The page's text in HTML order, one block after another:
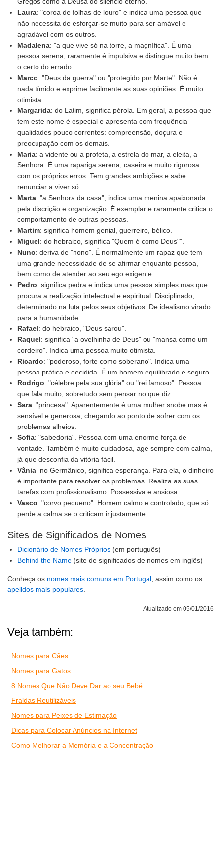
Laura: "coroa de folhas de louro" e indica uma pessoa que
não necessita de esforçar-se muito para ser amável e
agradável com os outros.
Madalena: "a que vive só na torre, a magnífica". É uma
pessoa serena, raramente é impulsiva e distingue muito bem
o certo do errado.
Marco: "Deus da guerra" ou "protegido por Marte". Não é
nada tímido e exprime facilmente as suas opiniões. É muito
otimista.
Margarida: do Latim, significa pérola. Em geral, a pessoa que
tem este nome é especial e apresenta com frequência
qualidades pouco correntes: compreensão, doçura e
preocupação com os demais.
Maria: a vidente ou a profeta, a estrela do mar, a eleita, a
Senhora. É uma rapariga serena, caseira e muito rigorosa
com os próprios erros. Tem grandes ambições e sabe
renunciar a viver só.
Marta: "a Senhora da casa", indica uma menina apaixonada
pela discrição e organização. É exemplar e raramente critica o
comportamento de outras pessoas.
Martim: significa homem genial, guerreiro, bélico.
Miguel: do hebraico, significa "Quem é como Deus"".
Nuno: deriva de "nono". É normalmente um rapaz que tem
uma grande necessidade de se afirmar enquanto pessoa,
bem como de atender ao seu ego exigente.
Pedro: significa pedra e indica uma pessoa simples mas que
procura a realização intelectual e espiritual. Disciplinado,
determinado na luta pelos seus objetivos. De idealismo virado
para a humanidade.
Rafael: do hebraico, "Deus sarou".
Raquel: significa "a ovelhinha de Deus" ou "mansa como um
cordeiro". Indica uma pessoa muito otimista.
Ricardo: "poderoso, forte como soberano". Indica uma
pessoa prática e decidida. É um homem equilibrado e seguro.
Rodrigo: "célebre pela sua glória" ou "rei famoso". Pessoa
que fala muito, sobretudo sem pensar no que diz.
Sara: "princesa". Aparentemente é uma mulher snobe mas é
sensível e generosa, chegando ao ponto de sofrer com os
problemas alheios.
Sofia: "sabedoria". Pessoa com uma enorme força de
vontade. Também é muito cuidadosa, age sempre com calma,
já que desconfia da vitória fácil.
Vânia: no Germânico, significa esperança. Para ela, o dinheiro
é importante para resolver os problemas. Realiza as suas
tarefas com profissionalismo. Possessiva e ansiosa.
Vasco: "corvo pequeno". Homem calmo e controlado, que só
perde a calma se o criticam injustamente.
Sites de Significados de Nomes
Dicionário de Nomes Próprios (em português)
Behind the Name (site de significados de nomes em inglês)
Conheça os nomes mais comuns em Portugal , assim como os
apelidos mais populares
Atualizado em 05/01/2016
Veja também:
Nomes para Cães
Nomes para Gatos
8 Nomes Que Não Deve Dar ao seu Bebé
Fraldas Reutilizáveis
Nomes para Peixes de Estimação
Dicas para Colocar Anúncios na Internet
Como Melhorar a Memória e a Concentração